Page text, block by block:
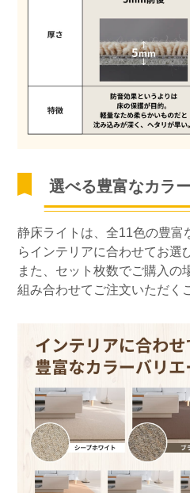
選べる豊富なカラ
静床ライトは、全11色の豊富
らインテリアに合わせてお選
また、セット枚数でご購入の
組み合わせてご注文いただく